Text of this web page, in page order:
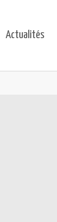
Actualités